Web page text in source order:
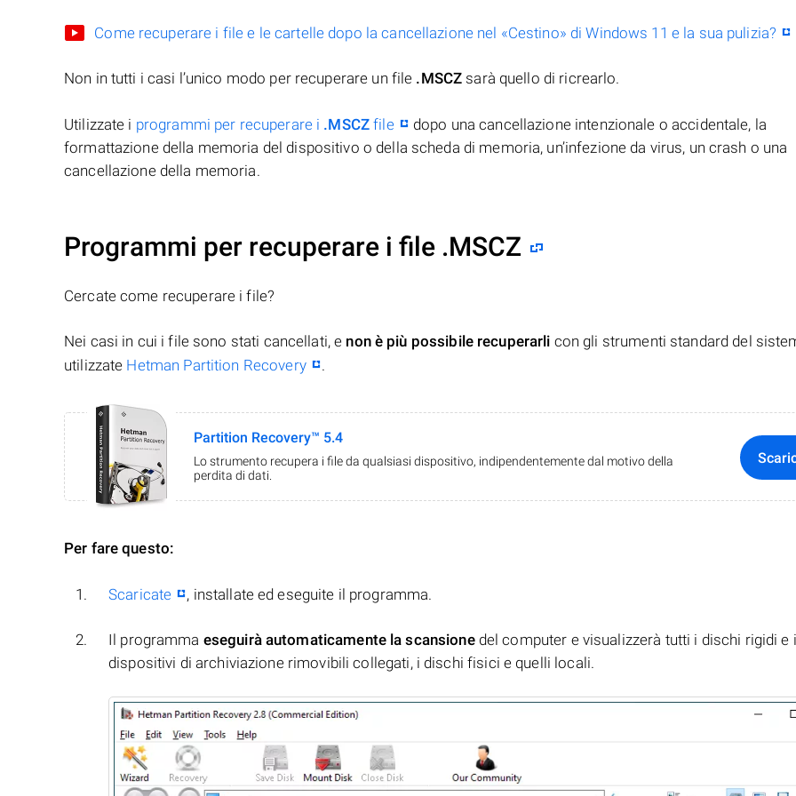
Come recuperare i file e le cartelle dopo la cancellazione nel «Cestino» di Windows 11 e la sua pulizia?
Non in tutti i casi l’unico modo per recuperare un file .MSCZ sarà quello di ricrearlo.
Utilizzate i programmi per recuperare i .MSCZ file
dopo una cancellazione intenzionale o accidentale, la
formattazione della memoria del dispositivo o della scheda di memoria, un’infezione da virus, un crash o una
cancellazione della memoria.
Programmi per recuperare i file .MSCZ
Cercate come recuperare i file?
Nei casi in cui i file sono stati cancellati, e non è più possibile recuperarli con gli strumenti standard del
utilizzate Hetman Partition Recovery .
Partition Recovery™ 5.4
Lo strumento recupera i file da qualsiasi dispositivo, indipendentemente dal motivo della
perdita di dati.
Per fare questo:
Scaricate , installate ed eseguite il programma.
Il programma eseguirà automaticamente la scansionedel computer e visualizzerà tutti i dischi rigidi e i
dispositivi di archiviazione rimovibili collegati, i dischi fisici e quelli locali.